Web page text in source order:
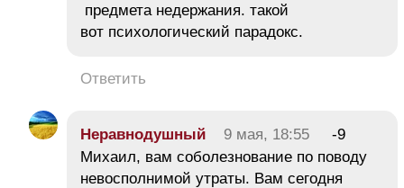
предмета недержания. такой
вот психологический парадокс.
Ответить
Неравнодушный 9 мая, 18:55
-9
Михаил, вам соболезнование по поводу
невосполнимой утраты. Вам сегодня